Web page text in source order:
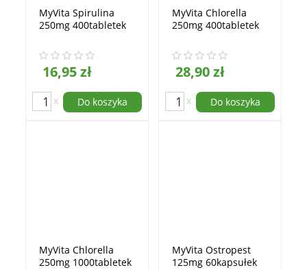
MyVita Spirulina
250mg 400tabletek
16,95 zł
x Do koszyka
MyVita Chlorella
250mg 400tabletek
28,90 zł
x Do koszyka
MyVita Chlorella
250mg 1000tabletek
MyVita Ostropest
125mg 60kapsułek